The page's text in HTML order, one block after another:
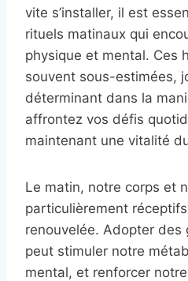
vite s’installer, il est
rituels matinaux qui
physique et mental. Ces
souvent sous-estimées,
déterminant dans la
affrontez vos défis
maintenant une vitalité
Le matin, notre corps et
particulièrement réceptifs
renouvelée. Adopter des
peut stimuler notre
mental, et renforcer